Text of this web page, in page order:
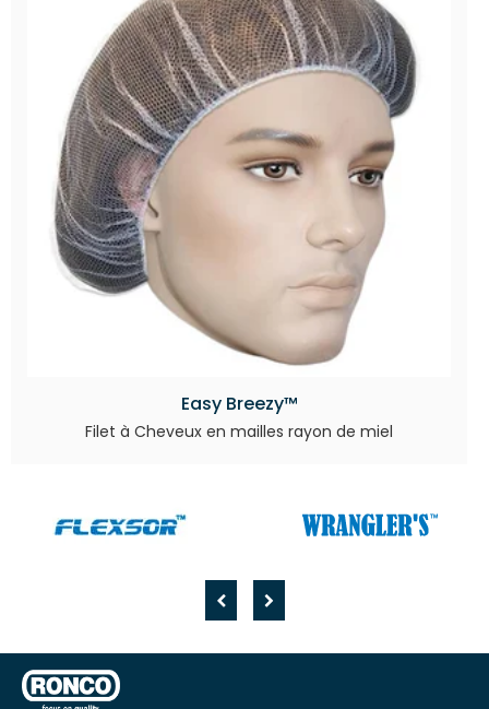
Easy Breezy™
Filet à Cheveux en mailles rayon de miel